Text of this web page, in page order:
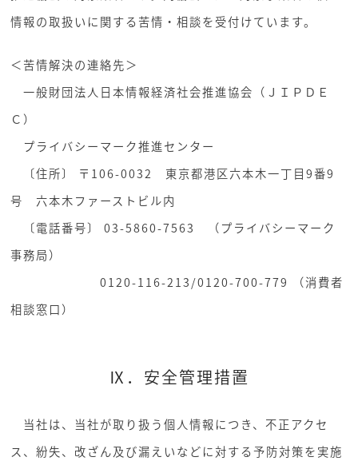
情報の取扱いに関する苦情・相談を受付けています。
＜苦情解決の連絡先＞
一般財団法人日本情報経済社会推進協会（ＪＩＰＤＥ
Ｃ）
プライバシーマーク推進センター
〔住所〕 〒106-0032 東京都港区六本木一丁目9番9
号 六本木ファーストビル内
〔電話番号〕 03-5860-7563 （プライバシーマーク
事務局）
0120-116-213/0120-700-779 （消費者
相談窓口）
Ⅸ．安全管理措置
当社は、当社が取り扱う個人情報につき、不正アクセ
ス、紛失、改ざん及び漏えいなどに対する予防対策を実施